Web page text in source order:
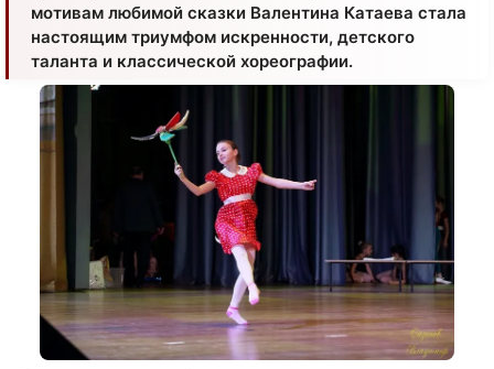
мотивам любимой сказки Валентина Катаева стала
настоящим триумфом искренности, детского
таланта и классической хореографии.